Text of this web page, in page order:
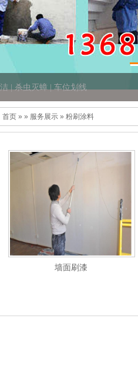
| 杀虫灭蟑 | 车位划线
首页 » » 服务展示 » 粉刷涂料
墙面刷漆